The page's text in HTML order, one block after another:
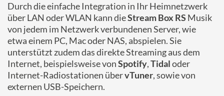
Durch die einfache Integration in Ihr Heimnetzwerk
über LAN oder WLAN kann dieStream Box RS Musik
von jedem im Netzwerk verbundenen Server, wie
etwa einem PC, Mac oder NAS, abspielen. Sie
unterstützt zudem das direkte Streaming aus dem
Internet, beispielsweise vonSpotify,Tidaloder
Internet-Radiostationen übervTuner, sowie von
externen USB-Speichern.